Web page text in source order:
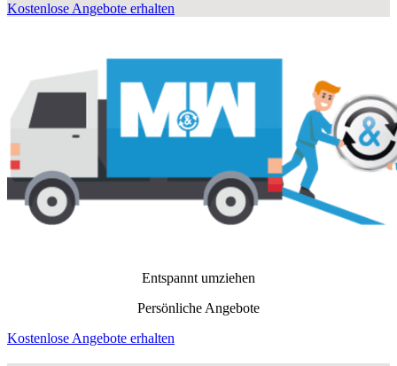
Kostenlose Angebote erhalten
Entspannt umziehen
Persönliche Angebote
Kostenlose Angebote erhalten